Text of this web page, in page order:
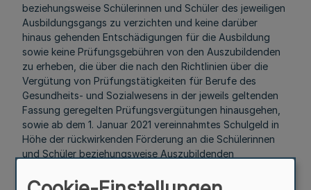
beziehungsweise Schülerinnen und Schüler des jeweiligen
Ausbildungsgangs zu verzichten und keine darüber
hinaus gehenden Entschädigungen für die Ausbildung
sowie keine Prüfungsgebühren von den Auszubildenden
zu erheben, die über die nach den Richtlinien über die
Vergütung von Prüfungstätigkeiten für Berufe des
Gesundheits- und Sozialwesens in der jeweils geltenden
Fassung geregelten Prüfungsvergütungen hinausgehen,
sowie ab dem 1. Januar 2021 vereinnahmtes Schulgeld in
Höhe der rückwirkenden Förderung an die Schülerinnen
und Schüler beziehungsweise Auszubildenden